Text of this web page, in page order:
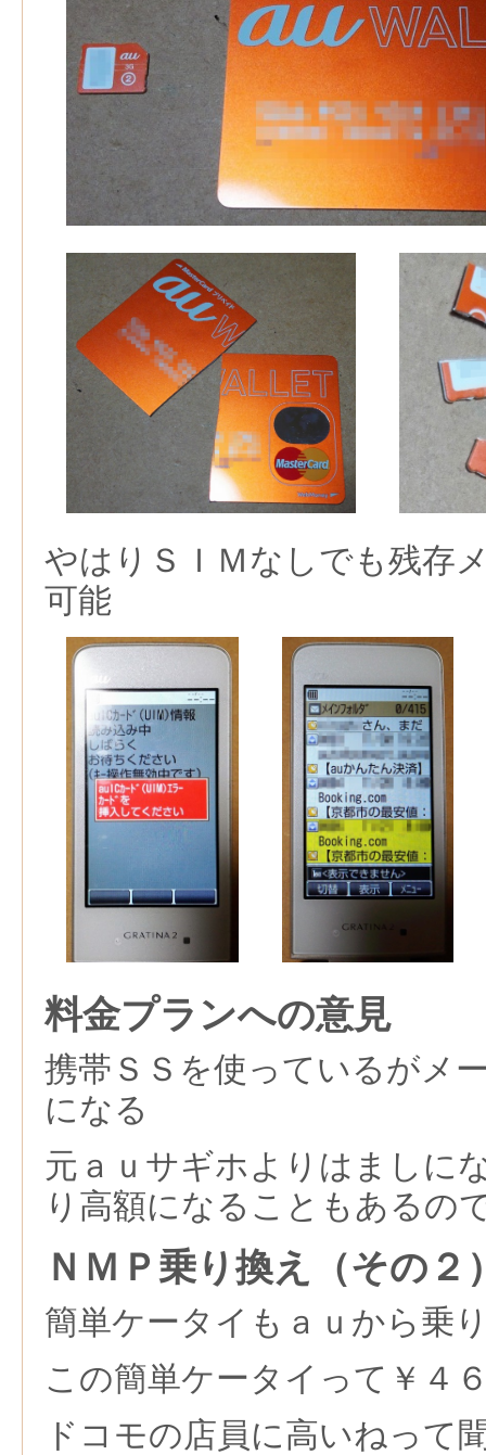
やはりＳＩＭなしでも残存
可能
料金プランへの意見
携帯ＳＳを使っているがメ
になる
元ａｕサギホよりはましに
り高額になることもあるの
ＮＭＰ乗り換え（その２
簡単ケータイもａｕから乗
この簡単ケータイって￥４
ドコモの店員に高いねって